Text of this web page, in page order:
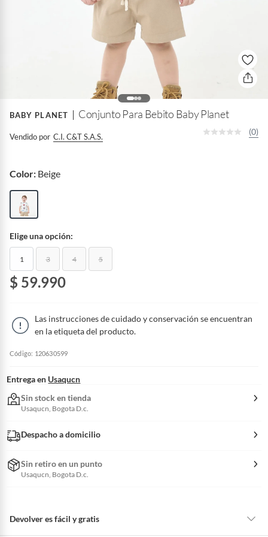
BABY PLANET Conjunto Para Bebito Baby Planet
Vendido por C.i. C&t S.a.s.
(0)
Color: Beige
Elige una opción:
1 3 4 5
$ 59.990
Las instrucciones de cuidado y conservación se encuentran
en la etiqueta del producto.
Código: 120630599
Entrega en Usaqucn
Sin stock en tienda
Usaqucn, Bogota D.c.
Despacho a domicilio
Sin retiro en un punto
Usaqucn, Bogota D.c.
Devolver es fácil y gratis